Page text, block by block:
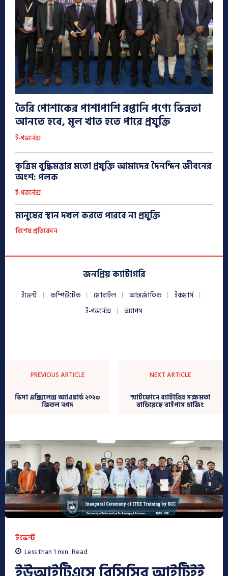
তৈরি পোশাকের পাশাপাশি রপ্তানি পণ্যে ভিন্নতা
আনতে হবে, মূল খাত হতে পারে প্রযুক্তি
ই-গভর্নেন্স
কৃত্রিম বুদ্ধিমত্তার মতো প্রযুক্তি আমাদের দৈনন্দিন জীবনের
অংশ: পলক
ই-গভর্নেন্স
মানুষের স্থান দখল করতে পারবে না প্রযুক্তি
বিশেষ প্রতিবেদন
জনপ্রিয় ক্যাটাগরি
ইভেন্ট কম্পিউটেক মোবাইল আন্তর্জাতিক
ইকমার্স
ই-গভর্নেন্স
অ্যাপস
PREVIOUS ARTICLE
ভিসা এক্সিলেন্স অ্যাওয়ার্ড ২০২৩
জিতল নগদ
NEXT ARTICLE
স্মার্টফোনে ব্যাটারির সক্ষমতা
বাড়িয়েছে বাইপাস চার্জিং